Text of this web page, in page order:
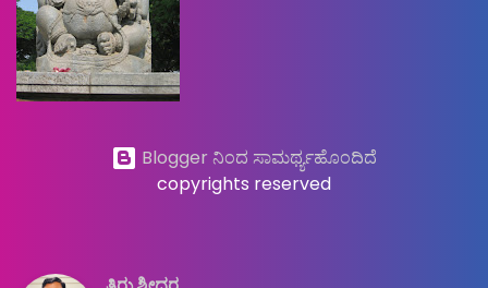
Blogger ನಿಂದ ಸಾಮರ್ಥ್ಯಹೊಂದಿದೆ
copyrights reserved